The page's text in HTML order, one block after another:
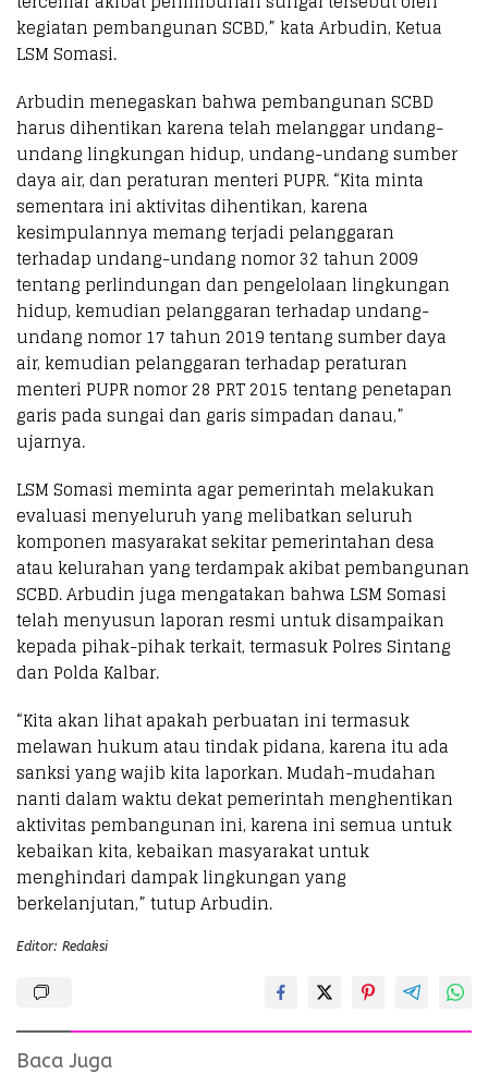
kegiatan pembangunan SCBD,” kata Arbudin, Ketua
LSM Somasi.
Arbudin menegaskan bahwa pembangunan SCBD
harus dihentikan karena telah melanggar undang-
undang lingkungan hidup, undang-undang sumber
daya air, dan peraturan menteri PUPR. “Kita minta
sementara ini aktivitas dihentikan, karena
kesimpulannya memang terjadi pelanggaran
terhadap undang-undang nomor 32 tahun 2009
tentang perlindungan dan pengelolaan lingkungan
hidup, kemudian pelanggaran terhadap undang-
undang nomor 17 tahun 2019 tentang sumber daya
air, kemudian pelanggaran terhadap peraturan
menteri PUPR nomor 28 PRT 2015 tentang penetapan
garis pada sungai dan garis simpadan danau,”
ujarnya.
LSM Somasi meminta agar pemerintah melakukan
evaluasi menyeluruh yang melibatkan seluruh
komponen masyarakat sekitar pemerintahan desa
atau kelurahan yang terdampak akibat pembangunan
SCBD. Arbudin juga mengatakan bahwa LSM Somasi
telah menyusun laporan resmi untuk disampaikan
kepada pihak-pihak terkait, termasuk Polres Sintang
dan Polda Kalbar.
“Kita akan lihat apakah perbuatan ini termasuk
melawan hukum atau tindak pidana, karena itu ada
sanksi yang wajib kita laporkan. Mudah-mudahan
nanti dalam waktu dekat pemerintah menghentikan
aktivitas pembangunan ini, karena ini semua untuk
kebaikan kita, kebaikan masyarakat untuk
menghindari dampak lingkungan yang
berkelanjutan,” tutup Arbudin.
Editor: Redaksi
Baca Juga